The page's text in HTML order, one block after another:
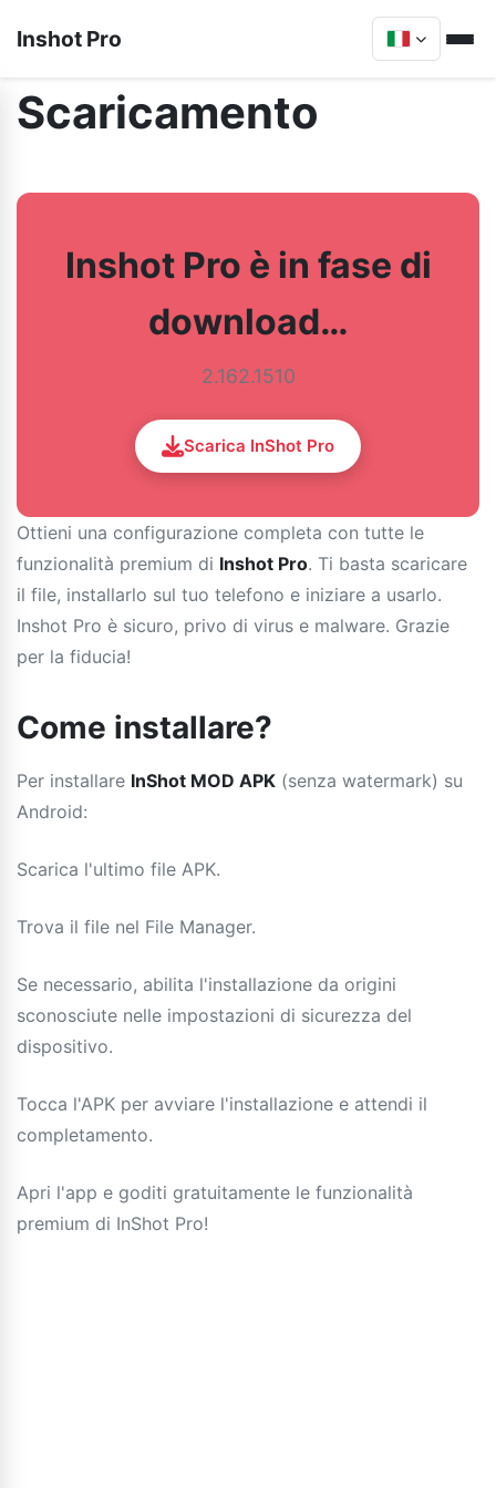
Inshot Pro
Scaricamento
Inshot Pro è in fase di
download…
2.162.1510
Scarica InShot Pro
Ottieni una configurazione completa con tutte le
funzionalità premium di Inshot Pro. Ti basta scaricare
il file, installarlo sul tuo telefono e iniziare a usarlo.
Inshot Pro è sicuro, privo di virus e malware. Grazie
per la fiducia!
Come installare?
Per installare InShot MOD APK (senza watermark) su
Android:
Scarica l'ultimo file APK.
Trova il file nel File Manager.
Se necessario, abilita l'installazione da origini
sconosciute nelle impostazioni di sicurezza del
dispositivo.
Tocca l'APK per avviare l'installazione e attendi il
completamento.
Apri l'app e goditi gratuitamente le funzionalità
premium di InShot Pro!